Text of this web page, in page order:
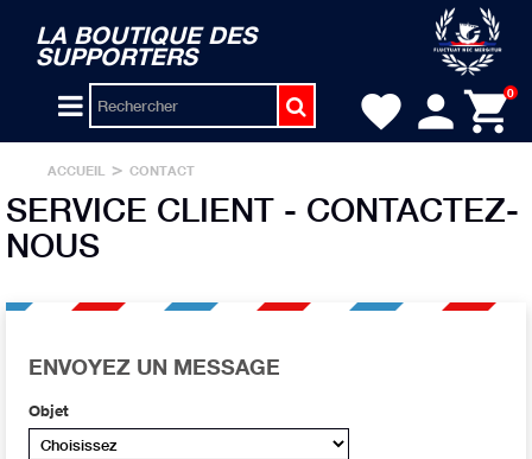
LA BOUTIQUE DES
SUPPORTERS
shopping_cart
0
person
favorite
ACCUEIL > CONTACT
SERVICE CLIENT - CONTACTEZ-
NOUS
ENVOYEZ UN MESSAGE
Objet